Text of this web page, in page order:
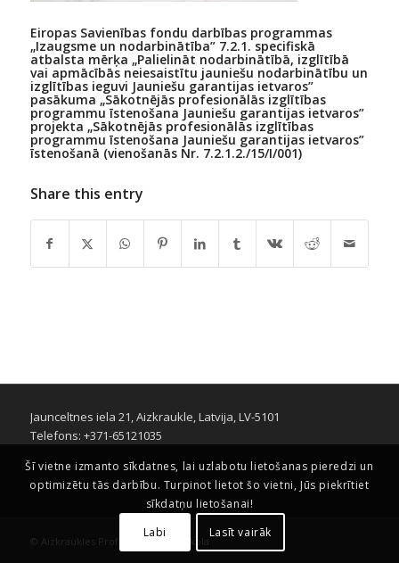
Eiropas Savienības fondu darbības programmas
„Izaugsme un nodarbinātība” 7.2.1. specifiskā
atbalsta mērķa „Palielināt nodarbinātībā, izglītībā
vai apmācībās neiesaistītu jauniešu nodarbinātību un
izglītības ieguvi Jauniešu garantijas ietvaros”
pasākuma „Sākotnējās profesionālās izglītības
programmu īstenošana Jauniešu garantijas ietvaros”
projekta „Sākotnējās profesionālās izglītības
programmu īstenošana Jauniešu garantijas ietvaros”
īstenošanā (vienošanās Nr. 7.2.1.2./15/I/001)
Share this entry
Jaunceltnes iela 21, Aizkraukle, Latvija, LV-5101
Telefons: +371-65121035
© Aizkraukles Profesionālā vidusskola
Šī vietne izmanto sīkdatnes, lai uzlabotu lietošanas pieredzi un
optimizētu tās darbību. Turpinot lietot šo vietni, Jūs piekrītiet
sīkdatņu lietošanai!
Labi
Lasīt vairāk